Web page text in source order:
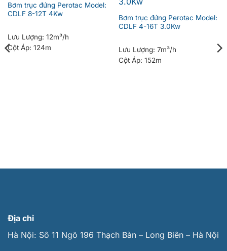
Bơm trục đứng Perotac Model:
CDLF 8-12T 4Kw
Lưu Lượng: 12m³/h
Cột Áp: 124m
Bơm trục đứng Perotac Model:
CDLF 4-16T 3.0Kw
Lưu Lượng: 7m³/h
Cột Áp: 152m
Địa chỉ
Hà Nội: Sô 11 Ngõ 196 Thạch Bàn – Long Biên – Hà Nội